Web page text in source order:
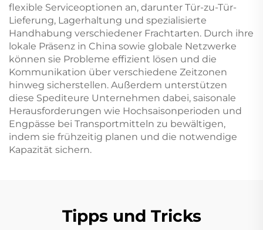
flexible Serviceoptionen an, darunter Tür-zu-Tür-
Lieferung, Lagerhaltung und spezialisierte
Handhabung verschiedener Frachtarten. Durch ihre
lokale Präsenz in China sowie globale Netzwerke
können sie Probleme effizient lösen und die
Kommunikation über verschiedene Zeitzonen
hinweg sicherstellen. Außerdem unterstützen
diese Spediteure Unternehmen dabei, saisonale
Herausforderungen wie Hochsaisonperioden und
Engpässe bei Transportmitteln zu bewältigen,
indem sie frühzeitig planen und die notwendige
Kapazität sichern.
Tipps und Tricks